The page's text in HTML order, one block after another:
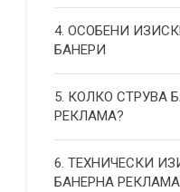
4. ОСОБЕНИ
БАНЕРИ
5. КОЛКО СТРУВА
РЕКЛАМА?
6. ТЕХНИЧЕСКИ
БАНЕРНА РЕКЛАМА